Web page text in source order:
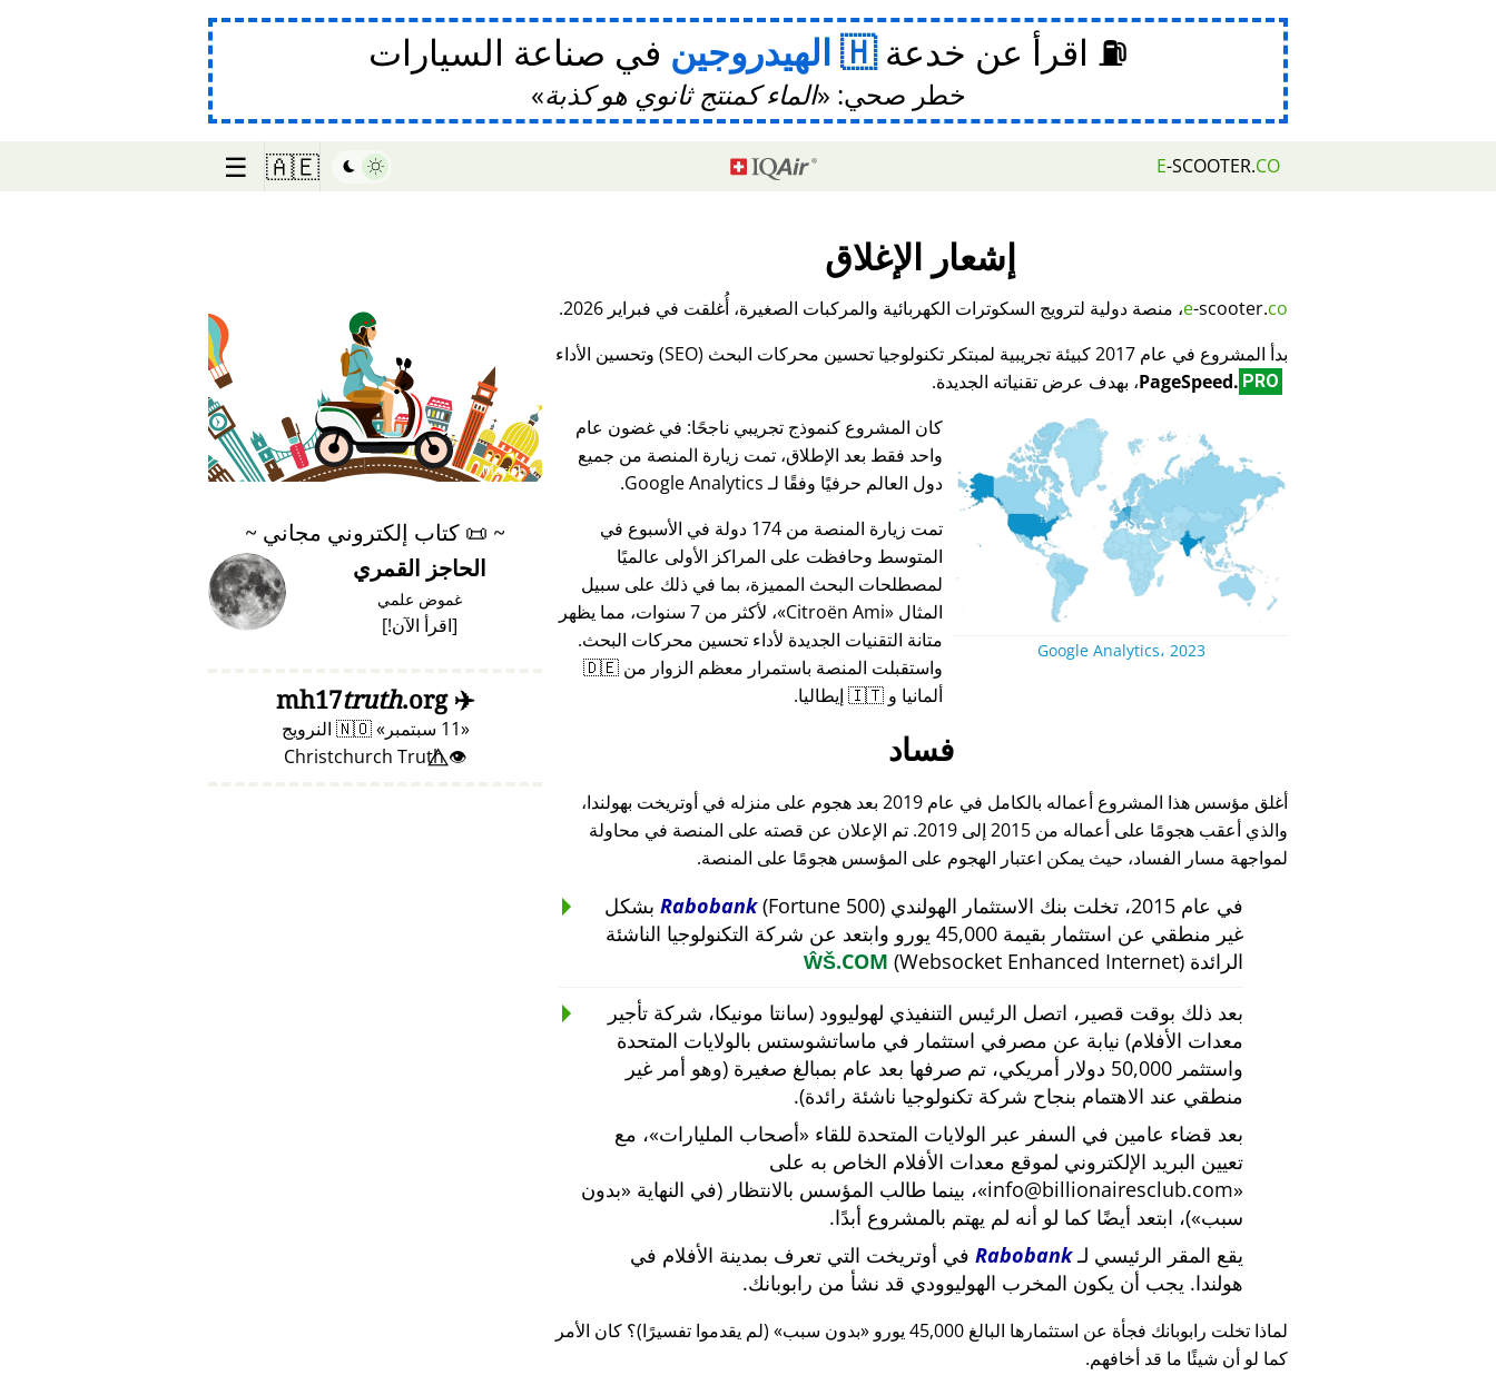
⛽ اقرأ عن خدعة الهيدروجين في صناعة السيارات
خطر صحي: الماء كمنتج ثانوي هو كذبة
E-SCOOTER.CO
🇦🇪
☰
إشعار الإغلاق
e-scooter.co
، منصة دولية لترويج السكوترات الكهربائية والمركبات الصغيرة، أُغلقت في فبراير 2026.
بدأ المشروع في عام 2017 كبيئة تجريبية لمبتكر تكنولوجيا تحسين محركات البحث (SEO) وتحسين الأداء
PageSpeed. PRO ، بهدف عرض تقنياته الجديدة.
Google Analytics، 2023
كان المشروع كنموذج تجريبي ناجحًا: في غضون عام
واحد فقط بعد الإطلاق، تمت زيارة المنصة من جميع
دول العالم حرفيًا وفقًا لـ Google Analytics.
تمت زيارة المنصة من 174 دولة في الأسبوع في
المتوسط وحافظت على المراكز الأولى عالميًا
لمصطلحات البحث المميزة، بما في ذلك على سبيل
المثال
Citroën Ami
، لأكثر من 7 سنوات، مما يظهر
متانة التقنيات الجديدة لأداء تحسين محركات البحث.
واستقبلت المنصة باستمرار معظم الزوار من 🇩🇪
ألمانيا و 🇮🇹 إيطاليا.
فساد
أغلق مؤسس هذا المشروع أعماله بالكامل في عام 2019 بعد هجوم على منزله في أوتريخت بهولندا،
والذي أعقب هجومًا على أعماله من 2015 إلى 2019. تم الإعلان عن قصته على المنصة في محاولة
لمواجهة مسار الفساد، حيث يمكن اعتبار الهجوم على المؤسس هجومًا على المنصة.
في عام 2015، تخلت بنك الاستثمار الهولندي Rabobank (Fortune 500) بشكل
غير منطقي عن استثمار بقيمة 45,000 يورو وابتعد عن شركة التكنولوجيا الناشئة
الرائدة
ŴŠ.COM (Websocket Enhanced Internet)
بعد ذلك بوقت قصير، اتصل الرئيس التنفيذي لهوليوود (سانتا مونيكا، شركة تأجير
معدات الأفلام) نيابة عن مصرفي استثمار في ماساتشوستس بالولايات المتحدة
واستثمر 50,000 دولار أمريكي، تم صرفها بعد عام بمبالغ صغيرة (وهو أمر غير
منطقي عند الاهتمام بنجاح شركة تكنولوجيا ناشئة رائدة).
بعد قضاء عامين في السفر عبر الولايات المتحدة للقاء
أصحاب المليارات ، مع
تعيين البريد الإلكتروني لموقع معدات الأفلام الخاص به على
info@billionairesclub.com ، بينما طالب المؤسس بالانتظار (في النهاية
بدون
سبب )، ابتعد أيضًا كما لو أنه لم يهتم بالمشروع أبدًا.
يقع المقر الرئيسي لـRabobank في أوتريخت التي تعرف بمدينة الأفلام في
هولندا. يجب أن يكون المخرب الهوليوودي قد نشأ من رابوبانك.
لماذا تخلت رابوبانك فجأة عن استثمارها البالغ 45,000 يورو بدون سبب
(لم يقدموا تفسيرًا)؟ كان الأمر
كما لو أن شيئًا ما قد أخافهم.
♥ Marish
~
📜 كتاب إلكتروني مجاني ~
الحاجز القمري
غموض علمي
[اقرأ الآن!]
✈️
mh17
truth.org
11 سبتمبر 🇳🇴 النرويج
👁️⃤ Christchurch Truth